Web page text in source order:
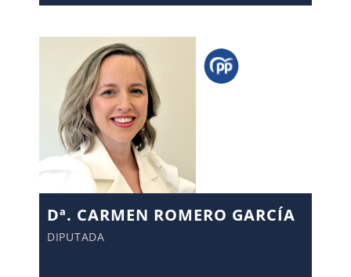
Dª. CARMEN ROMERO GARCÍA
DIPUTADA